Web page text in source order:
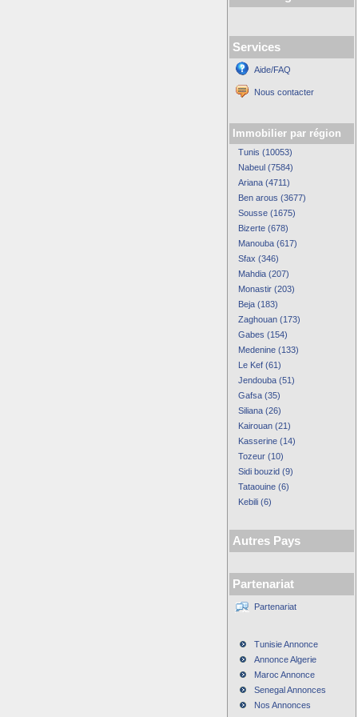
Services
Aide/FAQ
Nous contacter
Immobilier par région
Tunis (10053)
Nabeul (7584)
Ariana (4711)
Ben arous (3677)
Sousse (1675)
Bizerte (678)
Manouba (617)
Sfax (346)
Mahdia (207)
Monastir (203)
Beja (183)
Zaghouan (173)
Gabes (154)
Medenine (133)
Le Kef (61)
Jendouba (51)
Gafsa (35)
Siliana (26)
Kairouan (21)
Kasserine (14)
Tozeur (10)
Sidi bouzid (9)
Tataouine (6)
Kebili (6)
Autres Pays
Partenariat
Partenariat
Tunisie Annonce
Annonce Algerie
Maroc Annonce
Senegal Annonces
Nos Annonces